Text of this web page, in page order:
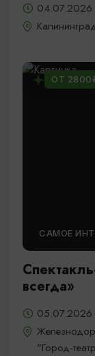
ОТ
САМОЕ
всегда»
"Город-